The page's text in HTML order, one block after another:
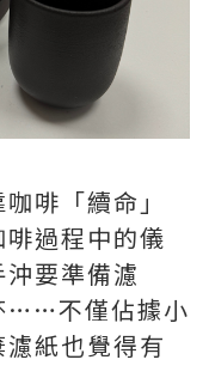
啡「續命」
過程中的儀
要準備濾
……不僅佔據小
紙也覺得有